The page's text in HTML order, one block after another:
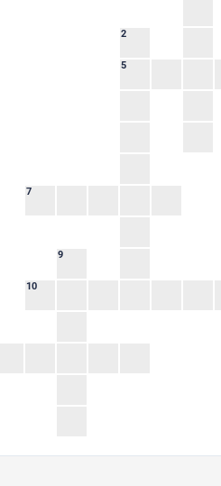
2
5
7
9
10